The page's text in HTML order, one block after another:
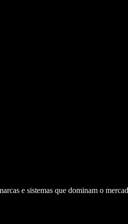
e sistemas que dominam o